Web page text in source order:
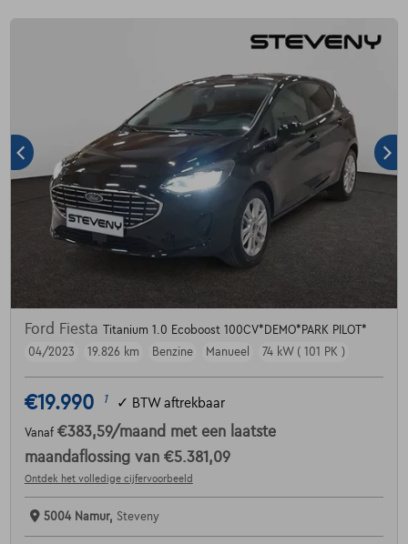
Ford Fiesta
Titanium 1.0 Ecoboost 100CV*DEMO*PARK PILOT*
04/2023
19.826 km Benzine Manueel 74 kW ( 101 PK )
€19.990 1 ✓ BTW aftrekbaar
Vanaf €383,59/maand met een laatste
maandaflossing van €5.381,09
Ontdek het volledige cijfervoorbeeld
5004 Namur, Steveny